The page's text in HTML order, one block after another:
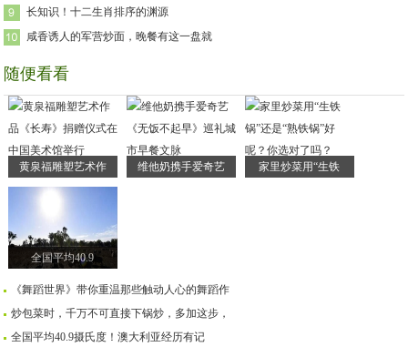
长知识！十二生肖排序的渊源
咸香诱人的军营炒面，晚餐有这一盘就
随便看看
黄泉福雕塑艺术作 维他奶携手爱奇艺 家里炒菜用“生铁
全国平均40.9
《舞蹈世界》带你重温那些触动人心的舞蹈作
炒包菜时，千万不可直接下锅炒，多加这步，
全国平均40.9摄氏度！澳大利亚经历有记